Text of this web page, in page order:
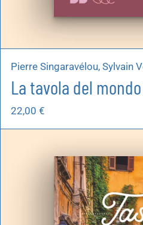
Pierre Singaravélou, Sylvain
La tavola del mondo
22,00 €